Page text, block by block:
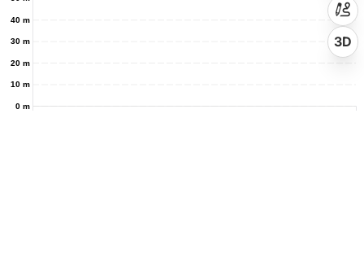
0 m
10 m
20 m
30 m
40 m
3D